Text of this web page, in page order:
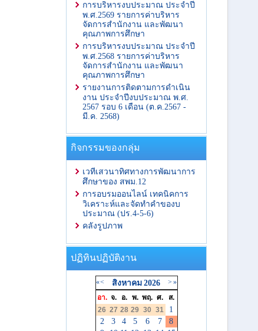
การบริหารงบประมาณ ประจำปี
พ.ศ.2569 รายการค่าบริหาร
จัดการสำนักงาน และพัฒนา
คุณภาพการศึกษา
การบริหารงบประมาณ ประจำปี
พ.ศ.2568 รายการค่าบริหาร
จัดการสำนักงาน และพัฒนา
คุณภาพการศึกษา
รายงานการติดตามการดำเนิน
งาน ประจำปีงบประมาณ พ.ศ.
2567 รอบ 6 เดือน (ต.ค.2567 -
มี.ค. 2568)
กิจกรรมของกลุ่ม
เวทีเสวนาทิศทางการพัฒนาการ
ศึกษาของ สพม.12
การอบรมออนไลน์ เทคนิคการ
วิเคราะห์และจัดทำคำของบ
ประมาณ (ปร.4-5-6)
คลังรูปภาพ
ปฏิทินปฏิบัติงาน
«< สิงหาคม 2026 > »
อา. จ. อ. พ. พฤ. ศ.
ส.
26 27 28 29 30 31
1
2
3 4 5 6 7
8